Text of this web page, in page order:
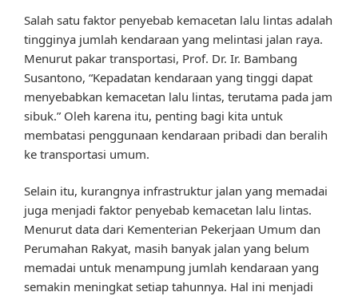
Salah satu faktor penyebab kemacetan lalu lintas adalah
tingginya jumlah kendaraan yang melintasi jalan raya.
Menurut pakar transportasi, Prof. Dr. Ir. Bambang
Susantono, “Kepadatan kendaraan yang tinggi dapat
menyebabkan kemacetan lalu lintas, terutama pada jam
sibuk.” Oleh karena itu, penting bagi kita untuk
membatasi penggunaan kendaraan pribadi dan beralih
ke transportasi umum.
Selain itu, kurangnya infrastruktur jalan yang memadai
juga menjadi faktor penyebab kemacetan lalu lintas.
Menurut data dari Kementerian Pekerjaan Umum dan
Perumahan Rakyat, masih banyak jalan yang belum
memadai untuk menampung jumlah kendaraan yang
semakin meningkat setiap tahunnya. Hal ini menjadi